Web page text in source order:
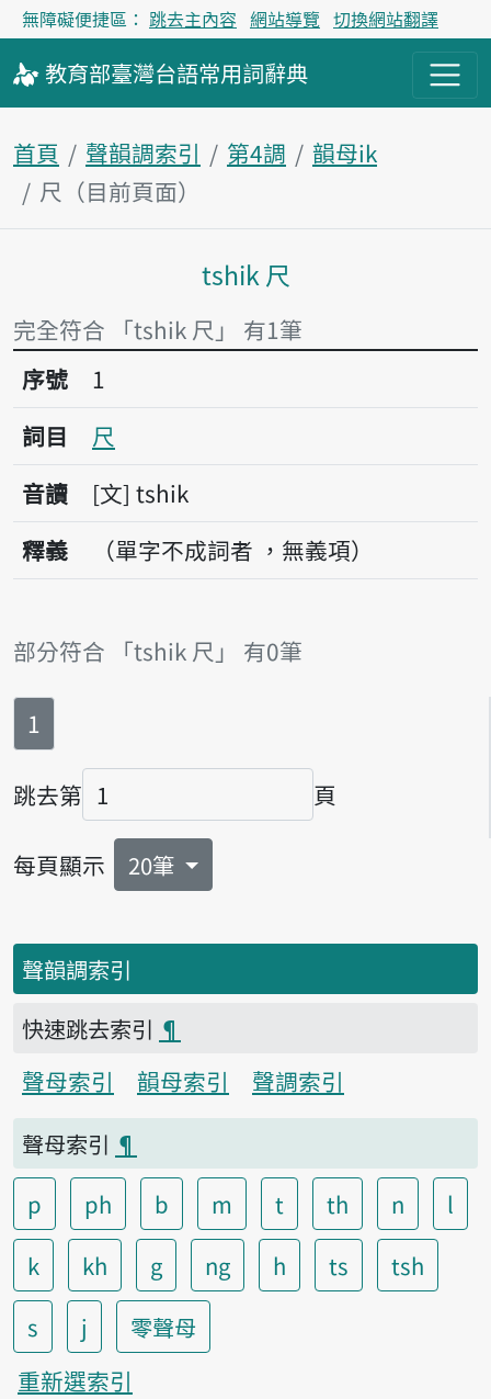
無障礙便捷區： 跳去主內容 網站導覽 切換網站翻譯
教育部臺灣台語常用詞辭典
首頁 聲韻調索引 第4調
韻母ik
尺（目前頁面）
主內容區塊
tshik 尺
完全符合 「tshik 尺」 有1筆
序號1尺
序號
1
詞目
尺
音讀
文 tshik
釋義
（單字不成詞者 ，無義項）
部分符合 「tshik 尺」 有0筆
第
1
跳去第
頁碼
頁
每頁顯示 20筆
聲韻調索引
快速跳去索引 ¶
聲母索引
韻母索引
聲調索引
聲母索引 ¶
p
ph b m t th n
l
k
kh g ng h ts
tsh
s
j
零聲母
重新選索引